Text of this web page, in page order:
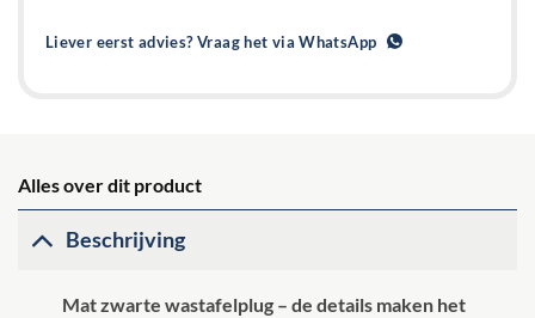
Liever eerst advies? Vraag het via WhatsApp
Alles over dit product
Beschrijving
Mat zwarte wastafelplug – de details maken het